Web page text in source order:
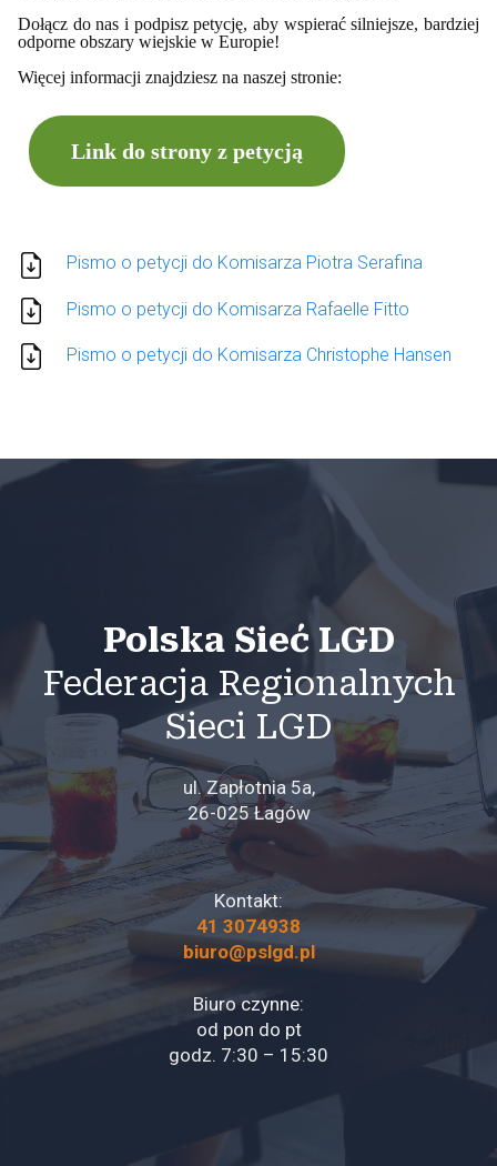
Dołącz do nas i podpisz petycję, aby wspierać silniejsze, bardziej
odporne obszary wiejskie w Europie!
Więcej informacji znajdziesz na naszej stronie:
Link do strony z petycją
Pismo o petycji do Komisarza Piotra Serafina
Pismo o petycji do Komisarza Rafaelle Fitto
Pismo o petycji do Komisarza Christophe Hansen
Polska Sieć LGD
Federacja Regionalnych
Sieci LGD
ul. Zapłotnia 5a,
26-025 Łagów
Kontakt:
41 3074938
biuro@pslgd.pl
Biuro czynne:
od pon do pt
godz. 7:30 – 15:30